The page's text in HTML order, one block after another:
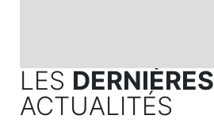
LES DERNIÈRES
ACTUALITÉS